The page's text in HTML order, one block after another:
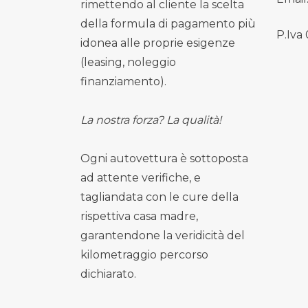
rimettendo al cliente la scelta
della formula di pagamento più
idonea alle proprie esigenze
(leasing, noleggio
finanziamento).
La nostra forza? La qualità!
Ogni autovettura è sottoposta
ad attente verifiche, e
tagliandata con le cure della
rispettiva casa madre,
garantendone la veridicità del
kilometraggio percorso
dichiarato.
P.Iva